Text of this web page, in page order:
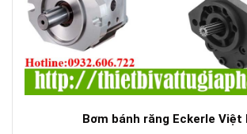
Bơm bánh răng Eckerle Việt